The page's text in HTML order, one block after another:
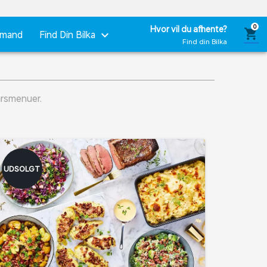
Find Din Bilka keyboard_arrow_down Hvor vil du afhente?
Find din Bilka
shopping_cart
0
UDSOLGT